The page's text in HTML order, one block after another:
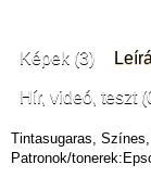
Képek (3)
Hír, videó, teszt
Tintasugaras,
Patronok/